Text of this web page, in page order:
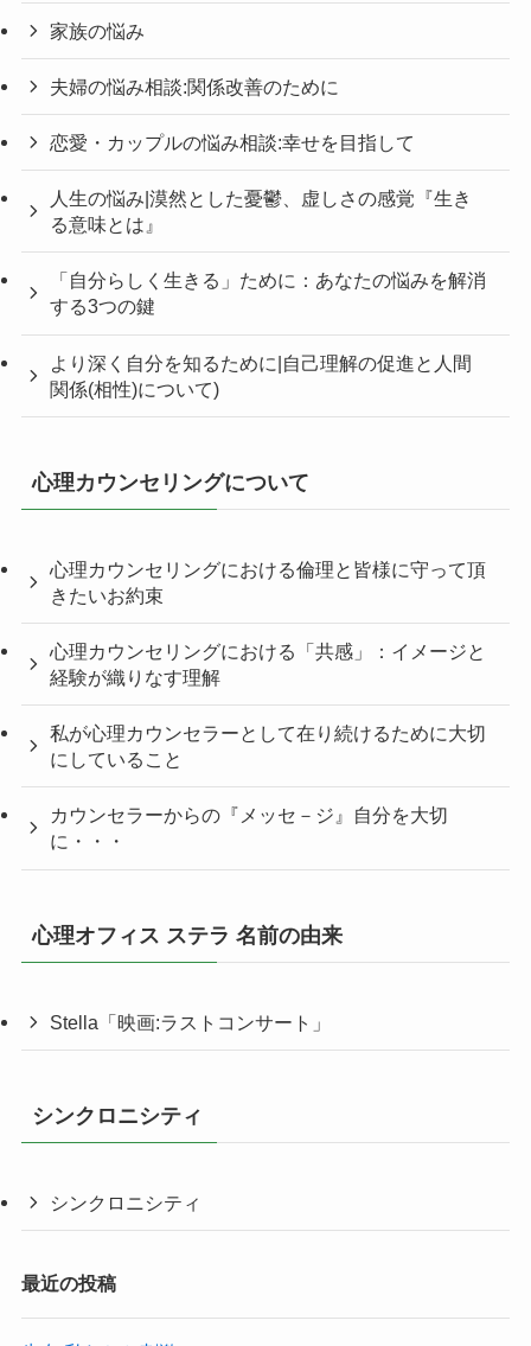
家族の悩み
夫婦の悩み相談:関係改善のために
恋愛・カップルの悩み相談:幸せを目指して
人生の悩み|漠然とした憂鬱、虚しさの感覚『生き
る意味とは』
「自分らしく生きる」ために：あなたの悩みを解消
する3つの鍵
より深く自分を知るために|自己理解の促進と人間
関係(相性)について)
心理カウンセリングについて
心理カウンセリングにおける倫理と皆様に守って頂
きたいお約束
心理カウンセリングにおける「共感」：イメージと
経験が織りなす理解
私が心理カウンセラーとして在り続けるために大切
にしていること
カウンセラーからの『メッセ－ジ』自分を大切
に・・・
心理オフィス ステラ 名前の由来
Stella「映画:ラストコンサート」
シンクロニシティ
シンクロニシティ
最近の投稿